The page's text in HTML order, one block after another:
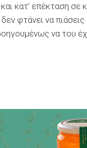
κατ’ επέκταση σε
φτάνει να
να του